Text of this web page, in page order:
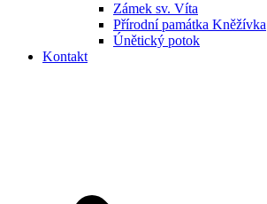
Zámek sv. Víta
Přírodní památka Kněžívka
Únětický potok
Kontakt